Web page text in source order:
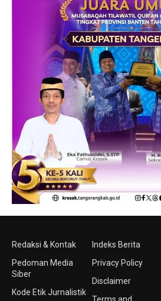
Redaksi & Kontak
Pedoman Media
Siber
Kode Etik Jurnalistik
Indeks Berita
Privacy Policy
Disclaimer